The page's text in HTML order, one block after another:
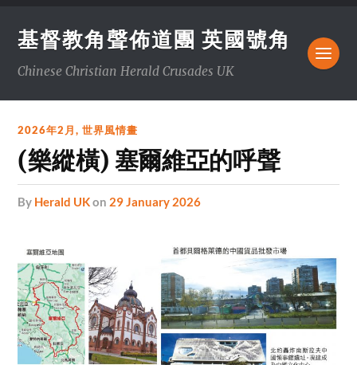
基督教角聲佈道團 英國號角
Chinese Christian Herald Crusades UK
2026年2月,世界風情畫
(樂縱橫) 塞爾維亞的呼聲
by Herald UKon 29 January 2026